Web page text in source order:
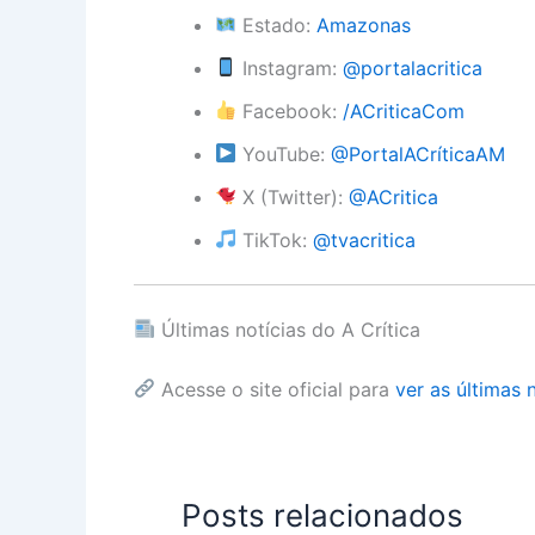
Estado: Amazonas
Instagram:@portalacritica
Facebook: /ACriticaCom
YouTube:@PortalACríticaAM
X (Twitter):@ACritica
TikTok:@tvacritica
Últimas notícias do A Crítica
Acesse o site oficial paraver as últimas
Posts relacionados